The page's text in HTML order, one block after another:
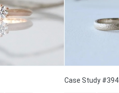
Case Study #394